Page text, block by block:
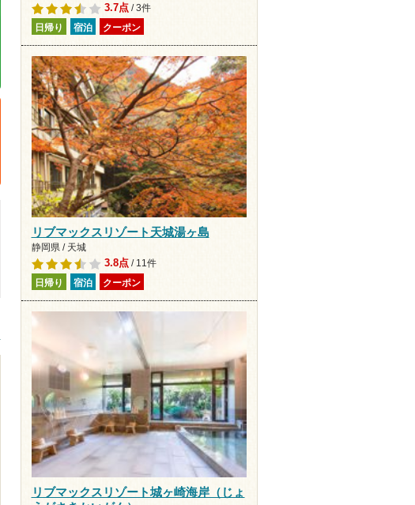
3.7点/ 3件
日帰り 宿泊 クーポン
リブマックスリゾート天城湯ヶ島
静岡県 / 天城
3.8点/ 11件
日帰り 宿泊 クーポン
リブマックスリゾート城ヶ崎海岸（じょ